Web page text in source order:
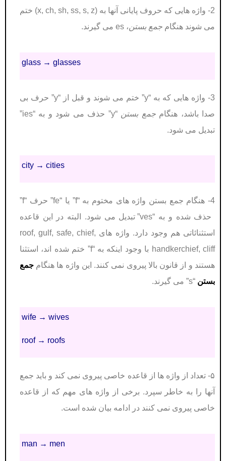
2- واژه هایی که حروف پایانی آنها به (x, ch, sh, ss, s, z) ختم
می شوند هنگام جمع بستن، es می گیرند.
glass → glasses
3- واژه هایی که به “y” ختم می شوند و قبل از “y” حرف بی
صدا باشد، هنگامجمع بستن
“y” حذف می شود و به “ies”
تبدیل می شود.
city → cities
4- هنگام جمع بستن واژه های مختوم به “f” یا “fe” حرف “f”
حذف شده و به “ves” تبدیل می شود. البته در این قاعده
استثنائاتی هم وجود دارد.
واژه های roof, gulf, safe, chief,
handkerchief, cliff با وجود اینکه به “f” ختم شده اند، استثنا
هستند و از قانون بالا پیروی نمی کنند. این واژه ها هنگامجمع
بستن “s” می گیرند.
wife → wives
roof → roofs
۵- تعداد از واژه ها از قاعده خاصی پیروی نمی کند و باید جمع
آنها را به خاطر سپرد. برخی از واژه های مهم که از قاعده
خاصی پیروی نمی کنند در ادامه بیان شده است.
man → men